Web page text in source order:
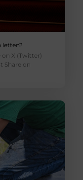
letten?
on X (Twitter)
Share on